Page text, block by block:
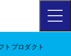
ハ
ン
トプロダクト